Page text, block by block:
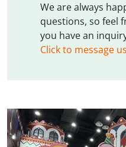
We are always
questions, so feel
you have an
Click to message us